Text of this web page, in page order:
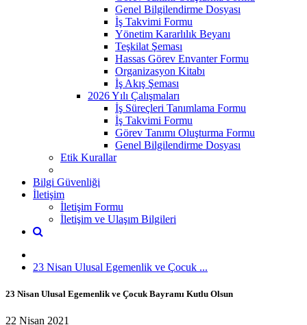
Genel Bilgilendirme Dosyası
İş Takvimi Formu
Yönetim Kararlılık Beyanı
Teşkilat Şeması
Hassas Görev Envanter Formu
Organizasyon Kitabı
İş Akış Şeması
2026 Yılı Çalışmaları
İş Süreçleri Tanımlama Formu
İş Takvimi Formu
Görev Tanımı Oluşturma Formu
Genel Bilgilendirme Dosyası
Etik Kurallar
Bilgi Güvenliği
İletişim
İletişim Formu
İletişim ve Ulaşım Bilgileri
23 Nisan Ulusal Egemenlik ve Çocuk ...
23 Nisan Ulusal Egemenlik ve Çocuk Bayramı Kutlu Olsun
22 Nisan 2021